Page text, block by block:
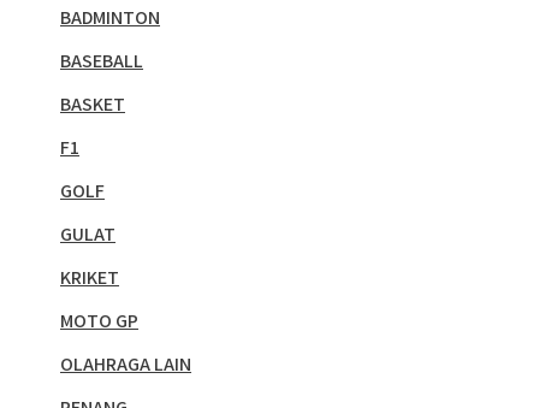
BADMINTON
BASEBALL
BASKET
F1
GOLF
GULAT
KRIKET
MOTO GP
OLAHRAGA LAIN